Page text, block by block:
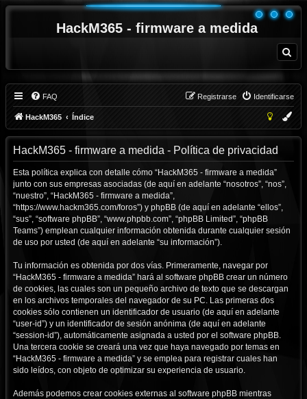
HackM365 - firmware a medida
u
FAQ Identificarse
Registrarse
HackM365 Índice
HackM365 - firmware a medida - Política de privacidad
Esta política explica con detalle cómo “HackM365 - firmware a medida”
junto con sus empresas asociadas (de aquí en adelante “nosotros”, “nos”,
“nuestro”, “HackM365 - firmware a medida”,
“https://www.hackm365.com/foros”) y phpBB (de aquí en adelante “ellos”,
“sus”, “software phpBB”, “www.phpbb.com”, “phpBB Limited”, “phpBB
Teams”) emplean cualquier información obtenida durante cualquier sesión
de uso por usted (de aquí en adelante “su información”).
Tu información es obtenida por dos vías. Primeramente, navegar por
“HackM365 - firmware a medida” hará al software phpBB crear un número
de cookies, las cuales son un pequeño archivo de texto que se descargan
en los archivos temporales del navegador de su PC. Las primeras dos
cookies sólo contienen un identificador de usuario (de aquí en adelante
“user-id”) y un identificador de sesión anónima (de aquí en adelante
“session-id”), automáticamente asignada a usted por el software phpBB.
Una tercera cookie se creará una vez que haya navegado por temas en
“HackM365 - firmware a medida” y se emplea para registrar cuales han
sido leídos, con objeto de optimizar su experiencia de usuario.
Además podemos crear cookies externas al software phpBB mientras